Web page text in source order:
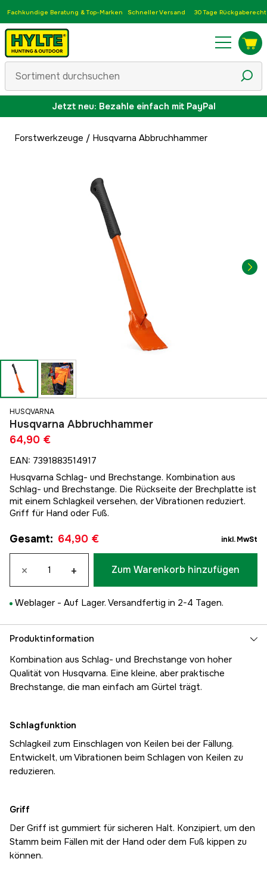
Fachkundige Beratung & Top-Marken Schneller Versand 30 Tage Rückgaberecht
Jetzt neu: Bezahle einfach mit PayPal
Forstwerkzeuge / Husqvarna Abbruchhammer
HUSQVARNA
Husqvarna Abbruchhammer
64,90 €
EAN: 7391883514917
Husqvarna Schlag- und Brechstange. Kombination aus
Schlag- und Brechstange. Die Rückseite der Brechplatte ist
mit einem Schlagkeil versehen, der Vibrationen reduziert.
Griff für Hand oder Fuß.
Gesamt: 64,90 € inkl. MwSt
× + Zum Warenkorb hinzufügen
Weblager - Auf Lager. Versandfertig in 2-4 Tagen.
Produktinformation
Kombination aus Schlag- und Brechstange von hoher
Qualität von Husqvarna. Eine kleine, aber praktische
Brechstange, die man einfach am Gürtel trägt.
Schlagfunktion
Schlagkeil zum Einschlagen von Keilen bei der Fällung.
Entwickelt, um Vibrationen beim Schlagen von Keilen zu
reduzieren.
Griff
Der Griff ist gummiert für sicheren Halt. Konzipiert, um den
Stamm beim Fällen mit der Hand oder dem Fuß kippen zu
können.